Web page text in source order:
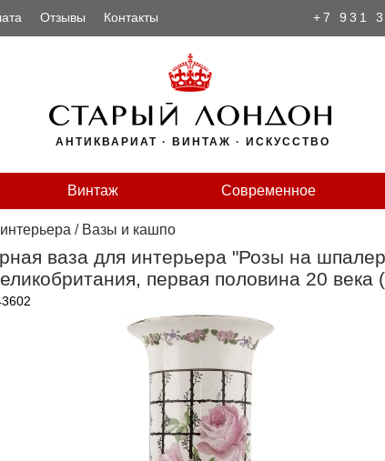
Отзывы Контакты +7 931
АНТИКВАРИАТ · ВИНТАЖ · ИСКУССТВО
Винтаж Современное
/ Вазы и кашпо
ваза для интерьера "Розы на
первая половина 20 века